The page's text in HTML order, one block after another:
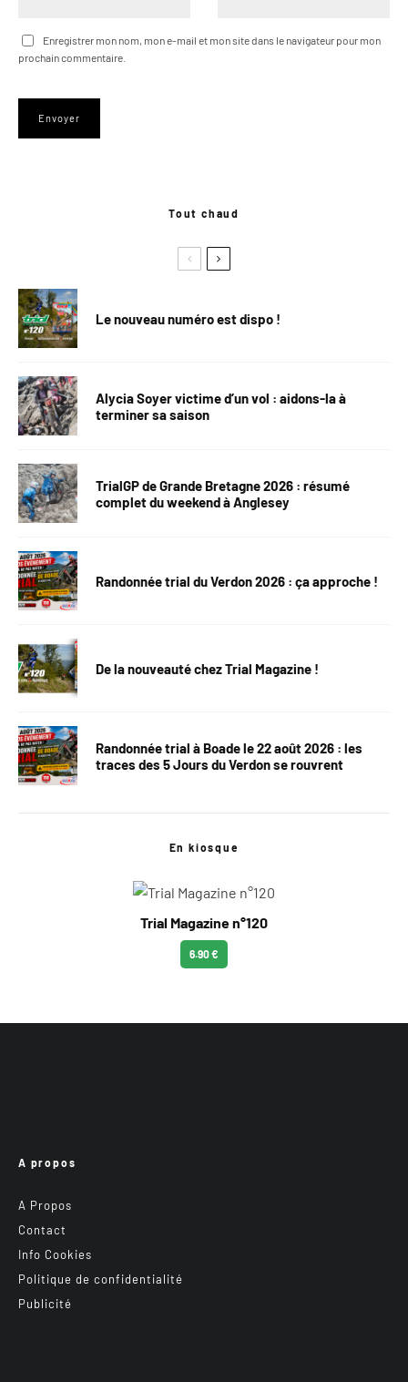
Enregistrer mon nom, mon e-mail et mon site dans le navigateur pour mon
prochain commentaire.
Tout chaud
Le nouveau numéro est dispo !
Alycia Soyer victime d’un vol : aidons-la à
terminer sa saison
TrialGP de Grande Bretagne 2026 : résumé
complet du weekend à Anglesey
Randonnée trial du Verdon 2026 : ça approche !
De la nouveauté chez Trial Magazine !
Randonnée trial à Boade le 22 août 2026 : les
traces des 5 Jours du Verdon se rouvrent
En kiosque
Trial Magazine n°120
6.90 €
A propos
A Propos
Contact
Info Cookies
Politique de confidentialité
Publicité